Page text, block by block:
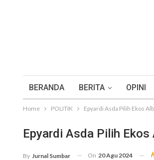
BERANDA BERITA OPINI
Home POLITIK Epyardi Asda Pilih Ekos
Epyardi Asda Pilih
By Jurnal Sumbar On 20 Agu 2024